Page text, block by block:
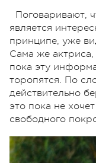
Поговаривают,
является
принципе, уже
Сама же
пока эту
торопятся. По
действительно
это пока не
свободного